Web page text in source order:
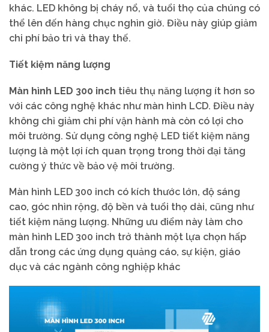
khác. LED không bị cháy nổ, và tuổi thọ của chúng có
thể lên đến hàng chục nghìn giờ. Điều này giúp giảm
chi phí bảo trì và thay thế.
Tiết kiệm năng lượng
Màn hình LED 300 inch tiêu thụ năng lượng ít hơn so
với các công nghệ khác như màn hình LCD. Điều này
không chỉ giảm chi phí vận hành mà còn có lợi cho
môi trường. Sử dụng công nghệ LED tiết kiệm năng
lượng là một lợi ích quan trọng trong thời đại tăng
cường ý thức về bảo vệ môi trường.
Màn hình LED 300 inch có kích thước lớn, độ sáng
cao, góc nhìn rộng, độ bền và tuổi thọ dài, cũng như
tiết kiệm năng lượng. Những ưu điểm này làm cho
màn hình LED 300 inch trở thành một lựa chọn hấp
dẫn trong các ứng dụng quảng cáo, sự kiện, giáo
dục và các ngành công nghiệp khác